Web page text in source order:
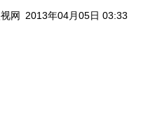
网 2013年04月05日 03:33